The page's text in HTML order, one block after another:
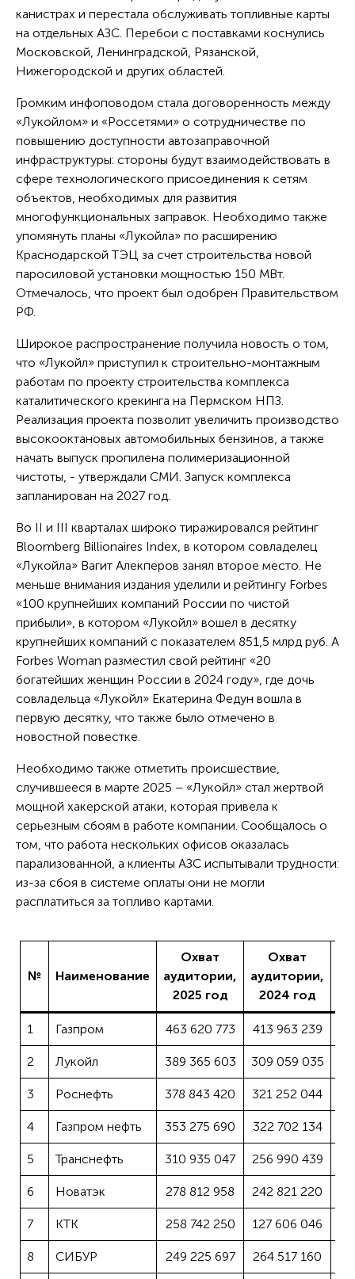
канистрах и перестала обслуживать топливные карты
на отдельных АЗС. Перебои с поставками коснулись
Московской, Ленинградской, Рязанской,
Нижегородской и других областей.
Громким инфоповодом стала договоренность между
«Лукойлом» и «Россетями» о сотрудничестве по
повышению доступности автозаправочной
инфраструктуры: стороны будут взаимодействовать в
сфере технологического присоединения к сетям
объектов, необходимых для развития
многофункциональных заправок. Необходимо также
упомянуть планы «Лукойла» по расширению
Краснодарской ТЭЦ за счет строительства новой
паросиловой установки мощностью 150 МВт.
Отмечалось, что проект был одобрен Правительством
РФ.
Широкое распространение получила новость о том,
что «Лукойл» приступил к строительно-монтажным
работам по проекту строительства комплекса
каталитического крекинга на Пермском НПЗ.
Реализация проекта позволит увеличить производство
высокооктановых автомобильных бензинов, а также
начать выпуск пропилена полимеризационной
чистоты, - утверждали СМИ. Запуск комплекса
запланирован на 2027 год.
Во II и III кварталах широко тиражировался рейтинг
Bloomberg Billionaires Index, в котором совладелец
«Лукойла» Вагит Алекперов занял второе место. Не
меньше внимания издания уделили и рейтингу Forbes
«100 крупнейших компаний России по чистой
прибыли», в котором «Лукойл» вошел в десятку
крупнейших компаний с показателем 851,5 млрд руб. А
Forbes Woman разместил свой рейтинг «20
богатейших женщин России в 2024 году», где дочь
совладельца «Лукойл» Екатерина Федун вошла в
первую десятку, что также было отмечено в
новостной повестке.
Необходимо также отметить происшествие,
случившееся в марте 2025 – «Лукойл» стал жертвой
мощной хакерской атаки, которая привела к
серьезным сбоям в работе компании. Сообщалось о
том, что работа нескольких офисов оказалась
парализованной, а клиенты АЗС испытывали трудности:
из-за сбоя в системе оплаты они не могли
расплатиться за топливо картами.
№ Наименование
Охват
аудитории,
2025 год
Охват
аудитории,
2024 год
1 Газпром 463 620 773 413 963 239
2 Лукойл 389 365 603 309 059 035
3 Роснефть 378 843 420 321 252 044
4 Газпром нефть 353 275 690 322 702 134
5 Транснефть 310 935 047 256 990 439
6 Новатэк 278 812 958 242 821 220
7 КТК 258 742 250 127 606 046
8 СИБУР 249 225 697 264 517 160